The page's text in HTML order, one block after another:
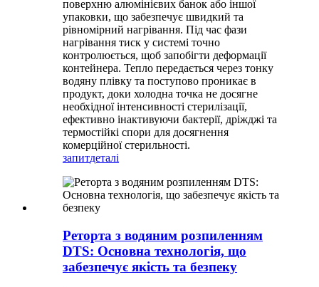
поверхню алюмінієвих банок або іншої
упаковки, що забезпечує швидкий та
рівномірний нагрівання. Під час фази
нагрівання тиск у системі точно
контролюється, щоб запобігти деформації
контейнера. Тепло передається через тонку
водяну плівку та поступово проникає в
продукт, доки холодна точка не досягне
необхідної інтенсивності стерилізації,
ефективно інактивуючи бактерії, дріжджі та
термостійкі спори для досягнення
комерційної стерильності.
запитдеталі
Реторта з водяним розпиленням
DTS: Основна технологія, що
забезпечує якість та безпеку